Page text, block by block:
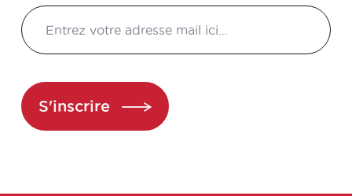
Chargé recherche
Chargé veille législative et
S'inscrire